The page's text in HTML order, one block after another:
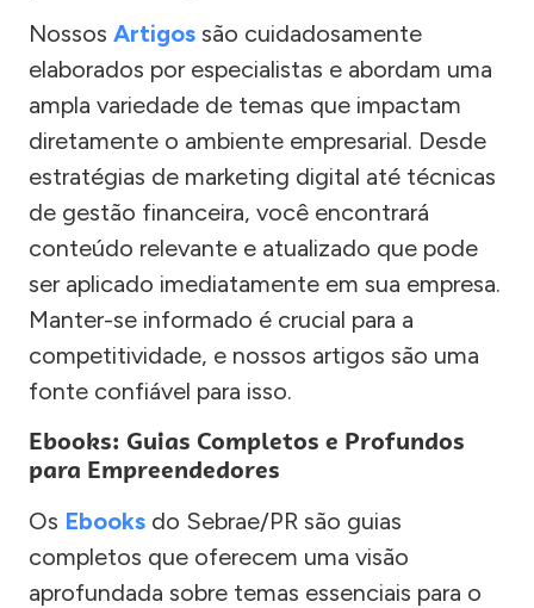
Nossos Artigos são cuidadosamente
elaborados por especialistas e abordam uma
ampla variedade de temas que impactam
diretamente o ambiente empresarial. Desde
estratégias de marketing digital até técnicas
de gestão financeira, você encontrará
conteúdo relevante e atualizado que pode
ser aplicado imediatamente em sua empresa.
Manter-se informado é crucial para a
competitividade, e nossos artigos são uma
fonte confiável para isso.
Ebooks: Guias Completos e Profundos
para Empreendedores
Os Ebooks do Sebrae/PR são guias
completos que oferecem uma visão
aprofundada sobre temas essenciais para o